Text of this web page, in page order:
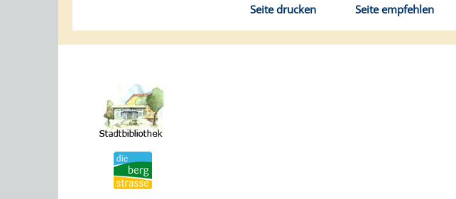
Seite drucken Seite empfehlen